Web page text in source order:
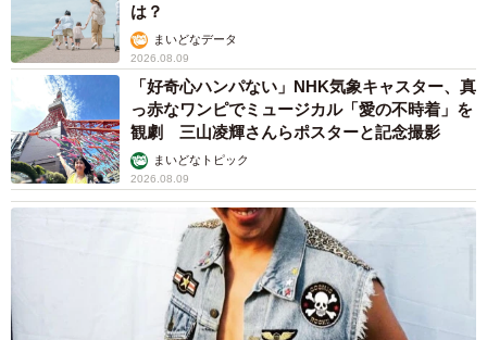
は？
まいどなデータ
2026.08.09
「好奇心ハンパない」NHK気象キャスター、真
っ赤なワンピでミュージカル「愛の不時着」を
観劇 三山凌輝さんらポスターと記念撮影
まいどなトピック
2026.08.09